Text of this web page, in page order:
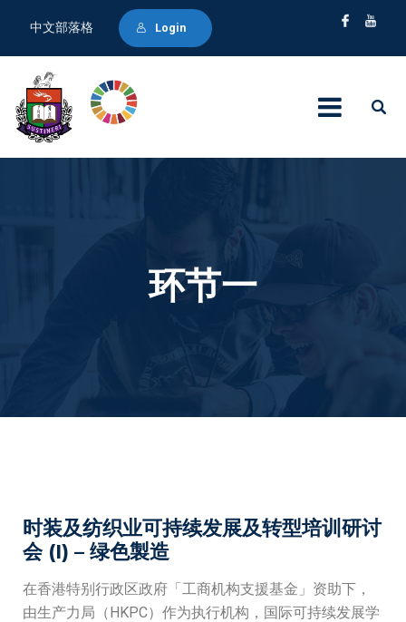
中文部落格 Login
环节一
时装及纺织业可持续发展及转型培训研讨
会 (I) – 绿色製造
在香港特别行政区政府「工商机构支援基金」资助下，
由生产力局（HKPC）作为执行机构，国际可持续发展学